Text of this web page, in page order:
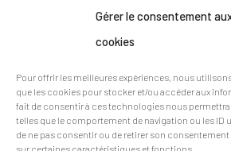
Gérer le consentement
cookies
Pour offrir les meilleures expériences, nous
que les cookies pour stocker et/ou accéder aux
fait de consentir à ces technologies nous
telles que le comportement de navigation ou les ID
de ne pas consentir ou de retirer son
sur certaines caractéristiques et fonctions.
2 rue Crucy, Nantes
06 18 54 66 56